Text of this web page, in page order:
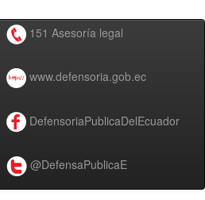
151 Asesoría legal
www.defensoria.gob.ec
DefensoriaPublicaDelEcuador
@DefensaPublicaE